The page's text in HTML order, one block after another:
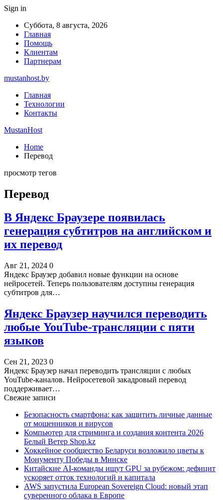
Sign in
Суббота, 8 августа, 2026
Главная
Помощь
Клиентам
Партнерам
mustanhost.by
Главная
Технологии
Контакты
MustanHost
Home
Перевод
просмотр тегов
Перевод
В Яндекс Браузере появилась
генерация субтитров на английском и
их перевод
Авг 21, 2024 0
Яндекс Браузер добавил новые функции на основе
нейросетей. Теперь пользователям доступны генерация
субтитров для…
Яндекс Браузер научился переводить
любые YouTube-трансляции с пяти
языков
Сен 21, 2023 0
Яндекс Браузер начал переводить трансляции с любых
YouTube-каналов. Нейросетевой закадровый перевод
поддерживает…
Свежие записи
Безопасность смартфона: как защитить личные данные
от мошенников и вирусов
Компьютер для стриминга и создания контента 2026
Белый Ветер Shop.kz
Хоккейное сообщество Беларуси возложило цветы к
Монументу Победы в Минске
Китайские AI-команды ищут GPU за рубежом: дефицит
ускоряет отток технологий и капитала
AWS запустила European Sovereign Cloud: новый этап
суверенного облака в Европе